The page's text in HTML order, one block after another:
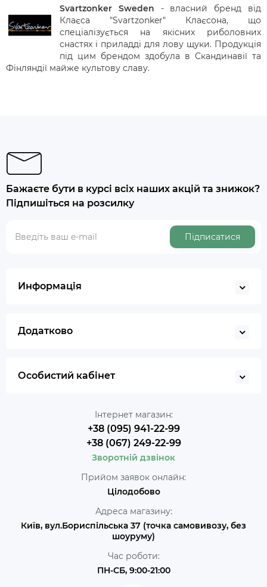
Svartzonker Sweden - власний бренд
від
Клаєса
"Svartzonker" Клаєсона,
що
спеціалізується
на якісних
риболовних
снастях і приладді для лову щуки. Продукція
під цим брендом здобула в Скандинавії та
Фінляндії майже культову славу.
Бажаєте бути в курсі всіх наших акцій та знижок?
Підпишіться на розсилку
Підписатися
Информація
Додатково
Особистий кабінет
Інтернет магазин:
+38 (095) 941-22-99
+38 (067) 249-22-99
Зворотній дзвінок
Прийом заявок онлайн:
Цілодобово
Адреса магазину:
Київ, вул.Бориспільська 37 (точка самовивозу, без
шоуруму)
Час роботи:
ПН-СБ, 9:00-21:00